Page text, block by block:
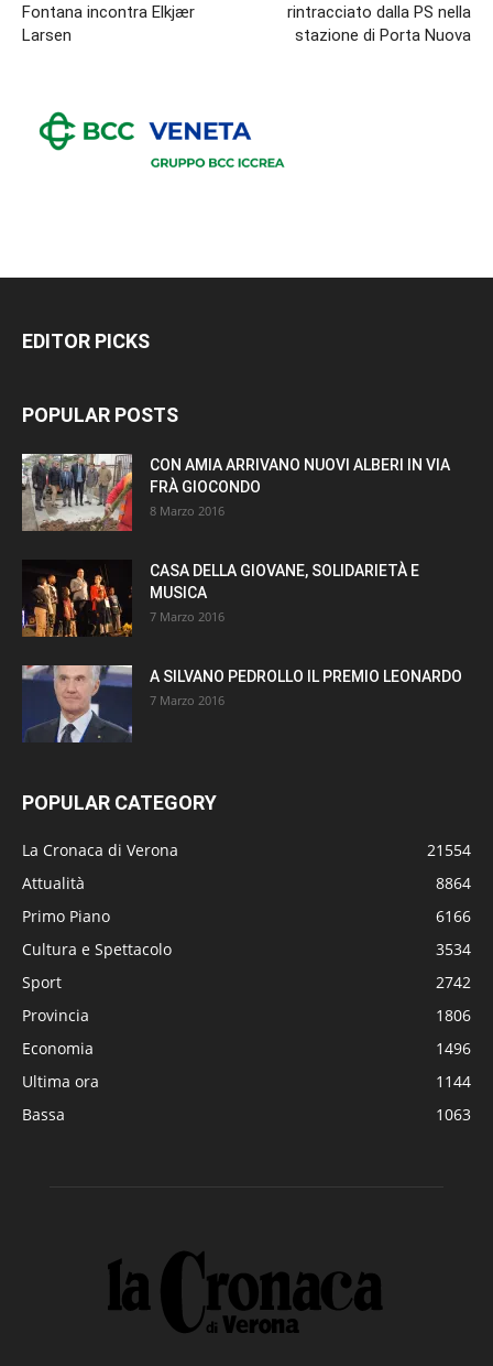
Fontana incontra Elkjær
Larsen
rintracciato dalla PS nella
stazione di Porta Nuova
EDITOR PICKS
POPULAR POSTS
CON AMIA ARRIVANO NUOVI ALBERI IN VIA
FRÀ GIOCONDO
8 Marzo 2016
CASA DELLA GIOVANE, SOLIDARIETÀ E
MUSICA
7 Marzo 2016
A SILVANO PEDROLLO IL PREMIO LEONARDO
7 Marzo 2016
POPULAR CATEGORY
La Cronaca di Verona
21554
Attualità
8864
Primo Piano
6166
Cultura e Spettacolo
3534
Sport
2742
Provincia
1806
Economia
1496
Ultima ora
1144
Bassa
1063